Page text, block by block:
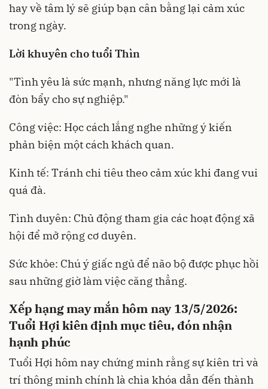
hay về tâm lý sẽ giúp bạn cân bằng lại cảm xúc
trong ngày.
Lời khuyên cho tuổi Thìn
"Tình yêu là sức mạnh, nhưng năng lực mới là
đòn bẩy cho sự nghiệp."
Công việc: Học cách lắng nghe những ý kiến
phản biện một cách khách quan.
Kinh tế: Tránh chi tiêu theo cảm xúc khi đang vui
quá đà.
Tình duyên: Chủ động tham gia các hoạt động xã
hội để mở rộng cơ duyên.
Sức khỏe: Chú ý giấc ngủ để não bộ được phục hồi
sau những giờ làm việc căng thẳng.
Xếp hạng may mắn hôm nay 13/5/2026:
Tuổi Hợi kiên định mục tiêu, đón nhận
hạnh phúc
Tuổi Hợi hôm nay chứng minh rằng sự kiên trì và
trí thông minh chính là chìa khóa dẫn đến thành